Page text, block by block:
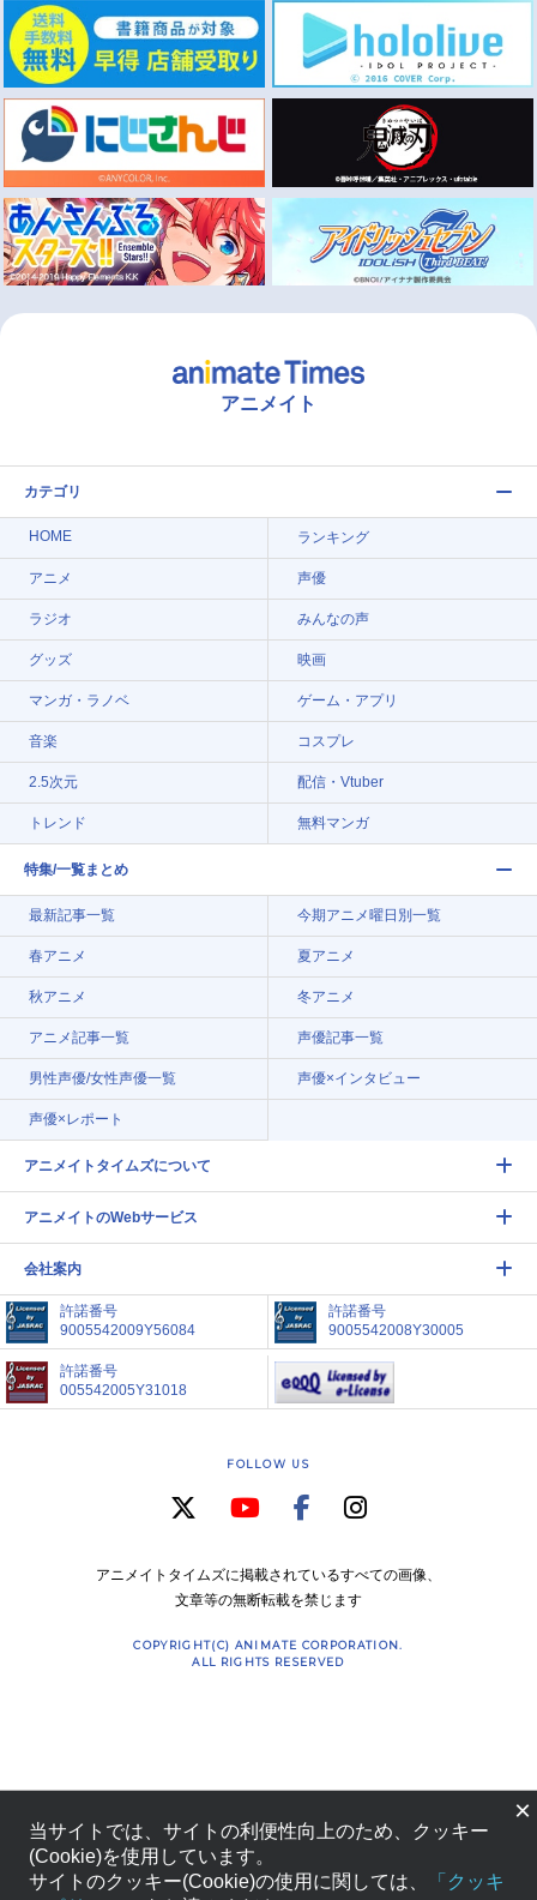
アニメイト
カテゴリ
HOME ランキング
アニメ 声優
ラジオ みんなの声
グッズ 映画
マンガ・ラノベ ゲーム・アプリ
音楽 コスプレ
2.5次元 配信・Vtuber
トレンド 無料マンガ
特集/一覧まとめ
最新記事一覧 今期アニメ曜日別一覧
春アニメ 夏アニメ
秋アニメ 冬アニメ
アニメ記事一覧 声優記事一覧
男性声優/女性声優一覧 声優×インタビュー
声優×レポート
アニメイトタイムズについて
アニメイトのWebサービス
会社案内
許諾番号
9005542009Y56084
許諾番号
9005542008Y30005
許諾番号
005542005Y31018
FOLLOW US
アニメイトタイムズに掲載されているすべての画像、
文章等の無断転載を禁じます
COPYRIGHT(C) ANIMATE CORPORATION.
ALL RIGHTS RESERVED
×
当サイトでは、サイトの利便性向上のため、クッキー
(Cookie)を使用しています。
サイトのクッキー(Cookie)の使用に関しては、
「クッキ